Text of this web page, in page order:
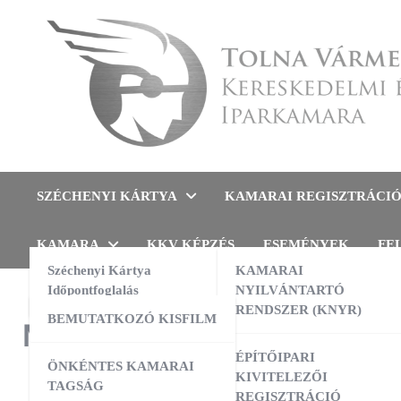
Tolna Vármegyei
SZÉCHENYI KÁRTYA
Széchenyi Kártya
Időpontfoglalás
KAMARAI REGISZTRÁCIÓ
KAMARAI
NYILVÁNTARTÓ
RENDSZER (KNYR)
ÉPÍTŐIPARI
KIVITELEZŐI
REGISZTRÁCIÓ
KAMARA
BEMUTATKOZÓ KISFILM
ÖNKÉNTES KAMARAI
TAGSÁG
KKV KÉPZÉS ESEMÉNYEK
Marketing Klub